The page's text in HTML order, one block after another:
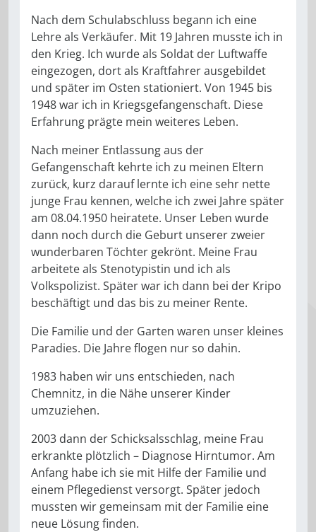
Nach dem Schulabschluss begann ich eine
Lehre als Verkäufer. Mit 19 Jahren musste ich in
den Krieg. Ich wurde als Soldat der Luftwaffe
eingezogen, dort als Kraftfahrer ausgebildet
und später im Osten stationiert. Von 1945 bis
1948 war ich in Kriegsgefangenschaft. Diese
Erfahrung prägte mein weiteres Leben.
Nach meiner Entlassung aus der
Gefangenschaft kehrte ich zu meinen Eltern
zurück, kurz darauf lernte ich eine sehr nette
junge Frau kennen, welche ich zwei Jahre später
am 08.04.1950 heiratete. Unser Leben wurde
dann noch durch die Geburt unserer zweier
wunderbaren Töchter gekrönt. Meine Frau
arbeitete als Stenotypistin und ich als
Volkspolizist. Später war ich dann bei der Kripo
beschäftigt und das bis zu meiner Rente.
Die Familie und der Garten waren unser kleines
Paradies. Die Jahre flogen nur so dahin.
1983 haben wir uns entschieden, nach
Chemnitz, in die Nähe unserer Kinder
umzuziehen.
2003 dann der Schicksalsschlag, meine Frau
erkrankte plötzlich – Diagnose Hirntumor. Am
Anfang habe ich sie mit Hilfe der Familie und
einem Pflegedienst versorgt. Später jedoch
mussten wir gemeinsam mit der Familie eine
neue Lösung finden.